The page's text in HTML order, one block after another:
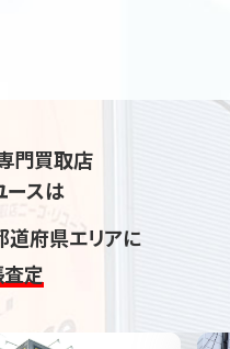
門買取店
ースは
道府県エリアに
定